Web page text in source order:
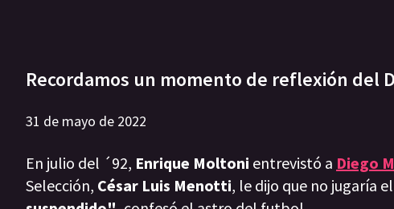
Recordamos un momento de reflexión del
31 de mayo de 2022
En julio del ´92, Enrique Moltoni entrevistó a Diego
Selección, César Luis Menotti, le dijo que no jugaría